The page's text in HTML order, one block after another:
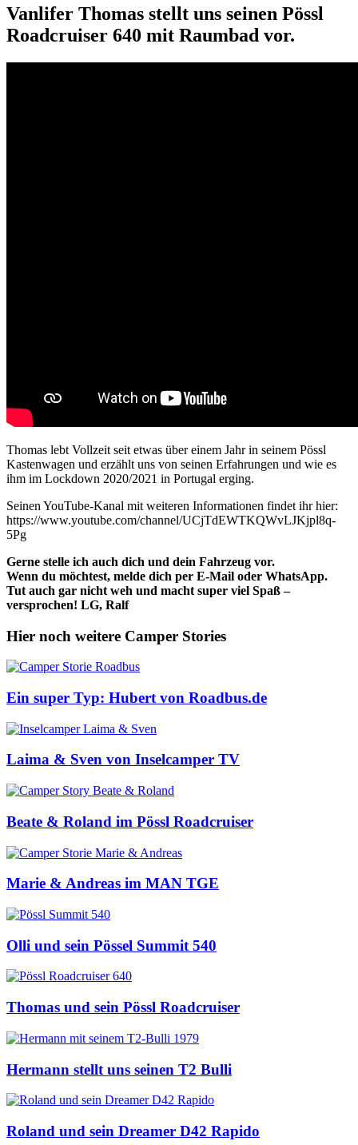
Vanlifer Thomas stellt uns seinen Pössl
Roadcruiser 640 mit Raumbad vor.
Thomas lebt Vollzeit seit etwas über einem Jahr in seinem Pössl
Kastenwagen und erzählt uns von seinen Erfahrungen und wie es
ihm im Lockdown 2020/2021 in Portugal erging.
Seinen YouTube-Kanal mit weiteren Informationen findet ihr hier:
https://www.youtube.com/channel/UCjTdEWTKQWvLJKjpl8q-
5Pg
Gerne stelle ich auch dich und dein Fahrzeug vor.
Wenn du möchtest, melde dich per E-Mail oder WhatsApp.
Tut auch gar nicht weh und macht super viel Spaß –
versprochen! LG, Ralf
Hier noch weitere Camper Stories
Ein super Typ: Hubert von Roadbus.de
Laima & Sven von Inselcamper TV
Beate & Roland im Pössl Roadcruiser
Marie & Andreas im MAN TGE
Olli und sein Pössel Summit 540
Thomas und sein Pössl Roadcruiser
Hermann stellt uns seinen T2 Bulli
Roland und sein Dreamer D42 Rapido